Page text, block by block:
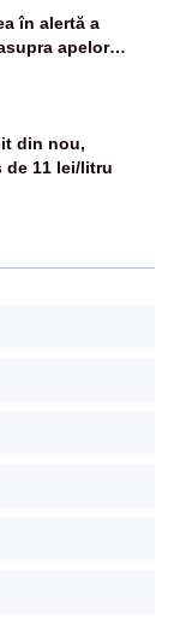
în alertă a
apelor
două F-16
din nou,
de 11 lei/litru